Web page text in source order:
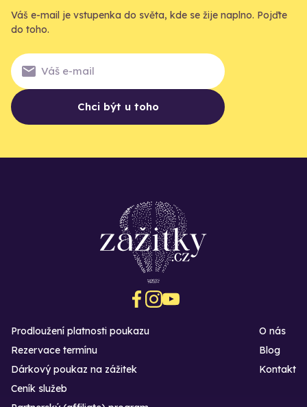
Váš e-mail je vstupenka do světa, kde se žije naplno. Pojďte
do toho.
Chci být u toho
Prodloužení platnosti poukazu
Rezervace termínu
Dárkový poukaz na zážitek
O nás
Blog
Kontakt
Ceník služeb